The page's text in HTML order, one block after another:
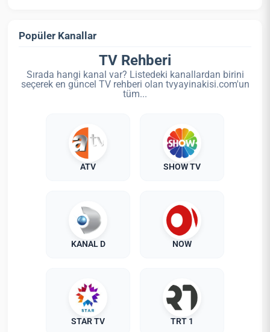
Popüler Kanallar
TV Rehberi
Sırada hangi kanal var? Listedeki kanallardan birini
seçerek en güncel TV rehberi olan tvyayinakisi.com'un
tüm...
ATV SHOW TV
KANAL D NOW
STAR TV TRT 1